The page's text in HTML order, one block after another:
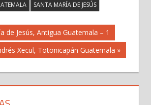
SANTA MARÍA DE JESÚS
de Jesús, Antigua Guatemala – 1
Xecul, Totonicapán Guatemala